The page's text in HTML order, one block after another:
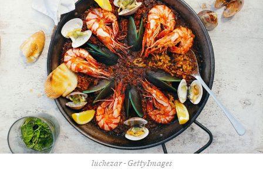
luchezar - GettyImages